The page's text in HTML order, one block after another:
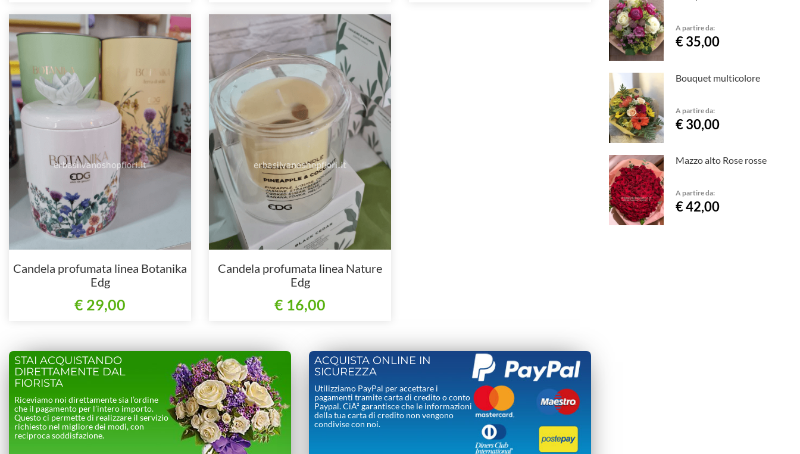
Candela profumata linea Botanika
Edg
€ 29,00
Candela profumata linea Nature
Edg
€ 16,00
STAI ACQUISTANDO
DIRETTAMENTE DAL
FIORISTA
Riceviamo noi direttamente sia l’ordine
che il pagamento per l’intero importo.
Questo ci permette di realizzare il servizio
richiesto nel migliore dei modi, con
reciproca soddisfazione.
ACQUISTA ONLINE IN
SICUREZZA
Utilizziamo PayPal per accettare i
pagamenti tramite carta di credito o conto
Paypal. CiÃ² garantisce che le informazioni
della tua carta di credito non vengono
condivise con noi.
A partire da:
€ 35,00
Bouquet multicolore
A partire da:
€ 30,00
Mazzo alto Rose rosse
A partire da:
€ 42,00